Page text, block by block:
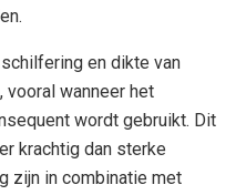
en dikte van
wanneer het
wordt gebruikt. Dit
krachtig dan sterke
zijn in combinatie met